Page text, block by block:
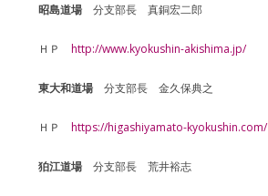
昭島道場分支部長 真銅宏二郎
ＨＰ http://www.kyokushin-akishima.jp/
東大和道場分支部長 金久保典之
ＨＰ https://higashiyamato-kyokushin.com/
狛江道場分支部長 荒井裕志